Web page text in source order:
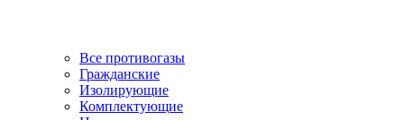
Все противогазы
Гражданские
Изолирующие
Комплектующие